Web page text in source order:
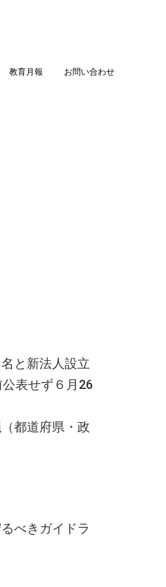
教育月報 お問い合わせ
と新法人設立
表せず６月26
都道府県・政
べきガイドラ